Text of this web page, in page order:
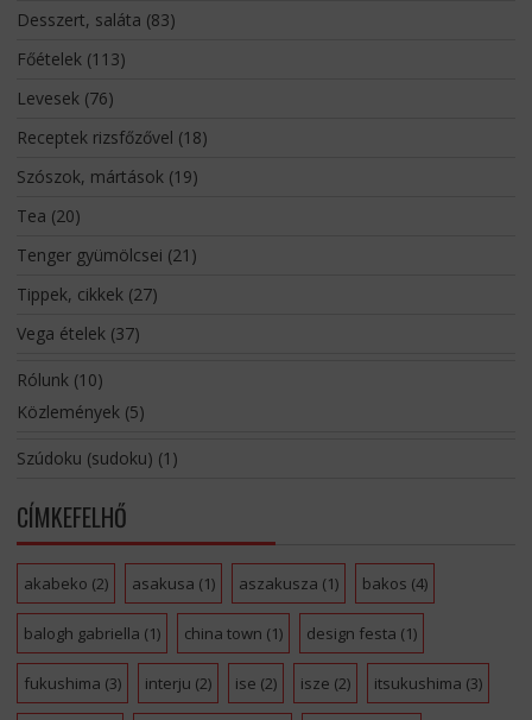
Desszert, saláta (83)
Főételek(113)
Levesek(76)
Receptek rizsfőzővel (18)
Szószok, mártások(19)
Tea (20)
Tenger gyümölcsei (21)
Tippek, cikkek(27)
Vega ételek(37)
Rólunk(10)
Közlemények(5)
Szúdoku (sudoku) (1)
CÍMKEFELHŐ
akabeko (2) asakusa (1) aszakusza (1) bakos (4)
balogh gabriella (1) china town (1) design festa (1)
fukushima (3) interju (2) ise (2) isze (2) itsukushima (3)